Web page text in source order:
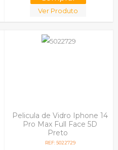
Ver Produto
Pelicula de Vidro Iphone 14
Pro Max Full Face 5D
Preto
REF: 5022729